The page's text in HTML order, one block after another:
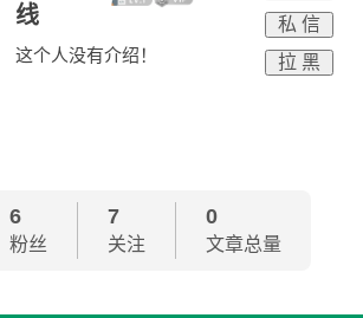
线
这个人没有介绍！
私 信
拉 黑
6
粉丝
7
关注
0
文章总量